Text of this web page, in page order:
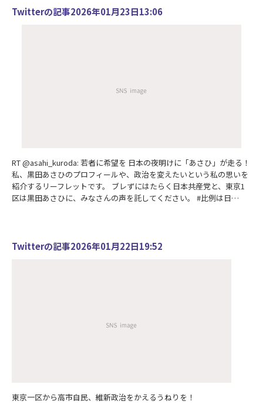
Twitterの記事2026年01月23日13:06
RT @asahi_kuroda: 若者に希望を 日本の夜明けに「あさひ」が走る！
私、黒田あさひのプロフィールや、政治を変えたいという私の思いを
紹介するリーフレットです。 ブレずにはたらく日本共産党と、東京1
区は黒田あさひに、みなさんの声を託してください。 #比例は日…
Twitterの記事2026年01月22日19:52
東京一区から高市自民、維新政治をかえるうねりを！